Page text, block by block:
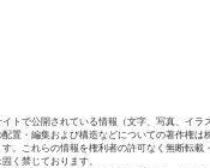
イトで公開されている情報（文字、写真、イラ
配置・編集および構造などについての著作権は
す。これらの情報を権利者の許可なく無断転載
固く禁じております。